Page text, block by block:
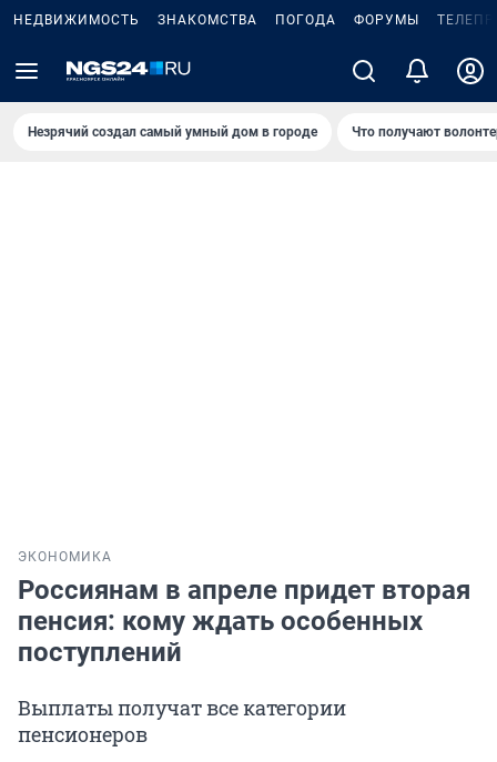
НЕДВИЖИМОСТЬ ЗНАКОМСТВА ПОГОДА ФОРУМЫ
Незрячий создал самый умный дом в городе Что получают
ЭКОНОМИКА
Россиянам в апреле придет вторая
пенсия: кому ждать особенных
поступлений
Выплаты получат все категории
пенсионеров